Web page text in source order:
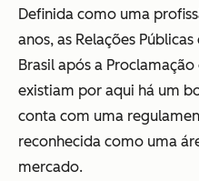
Definida como uma
anos, as Relações
Brasil após a
existiam por aqui há um
conta com uma
reconhecida como uma
mercado.